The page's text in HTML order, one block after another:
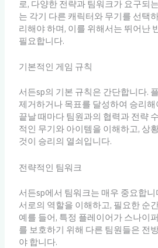
로, 다양한 전략과 팀워크가 요구되
는 각기 다른 캐릭터와 무기를 선택
리해야 하며, 이를 위해서는 뛰어난
필요합니다.
기본적인 게임 규칙
서든sp의 기본 규칙은 간단합니다.
제거하거나 목표를 달성하여 승리
끝날 때마다 팀원과의 협력과 전략
적인 무기와 아이템을 이해하고, 상
것이 승리의 열쇠입니다.
전략적인 팀워크
서든sp에서 팀워크는 매우 중요합
서로의 역할을 이해하고, 필요한 순
예를 들어, 특정 플레이어가 스나이
를 보호하기 위해 다른 팀원들은 전
야 합니다.